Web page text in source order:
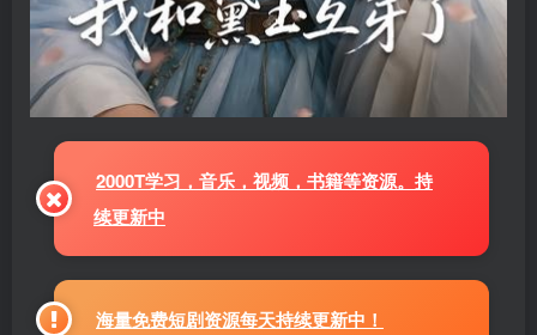
2000T学习，音乐，视频，书籍等资源。持
续更新中
海量免费短剧资源每天持续更新中！